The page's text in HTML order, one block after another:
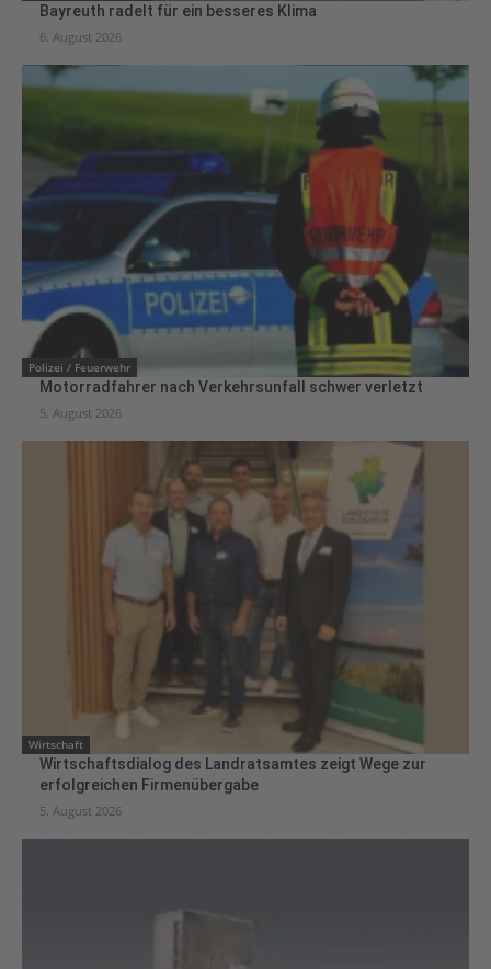
Bayreuth radelt für ein besseres Klima
6. August 2026
Polizei / Feuerwehr
Motorradfahrer nach Verkehrsunfall schwer verletzt
5. August 2026
Wirtschaft
Wirtschaftsdialog des Landratsamtes zeigt Wege zur
erfolgreichen Firmenübergabe
5. August 2026